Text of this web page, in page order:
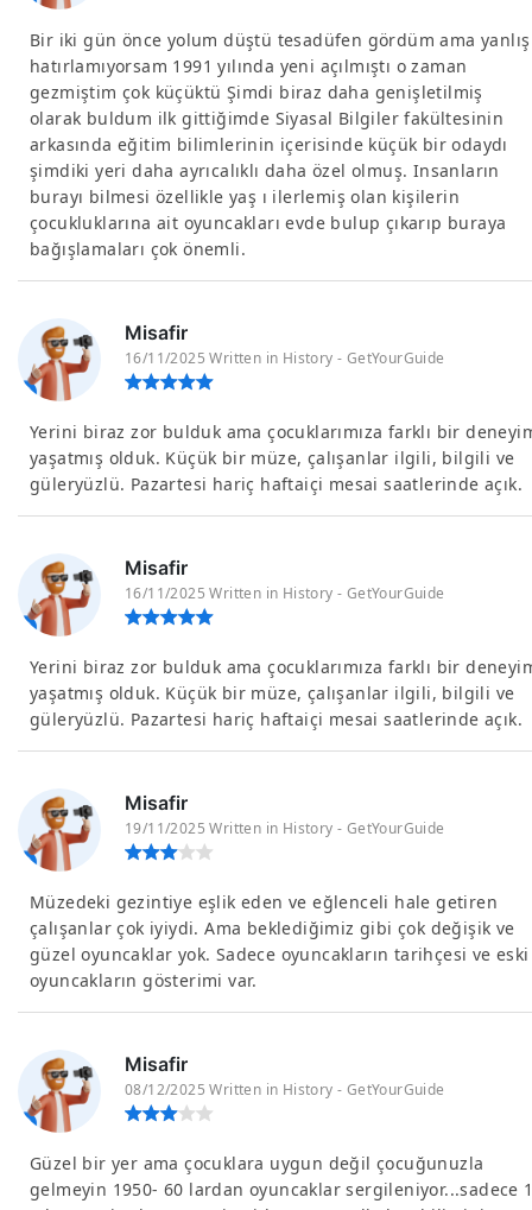
Bir iki gün önce yolum düştü tesadüfen gördüm ama yanlış
hatırlamıyorsam 1991 yılında yeni açılmıştı o zaman
gezmiştim çok küçüktü Şimdi biraz daha genişletilmiş
olarak buldum ilk gittiğimde Siyasal Bilgiler fakültesinin
arkasında eğitim bilimlerinin içerisinde küçük bir odaydı
şimdiki yeri daha ayrıcalıklı daha özel olmuş. Insanların
burayı bilmesi özellikle yaş ı ilerlemiş olan kişilerin
çocukluklarına ait oyuncakları evde bulup çıkarıp buraya
bağışlamaları çok önemli.
Misafir
16/11/2025 Written in History - GetYourGuide
Yerini biraz zor bulduk ama çocuklarımıza farklı bir
yaşatmış olduk. Küçük bir müze, çalışanlar ilgili, bilgili ve
güleryüzlü. Pazartesi hariç haftaiçi mesai saatlerinde açık.
Misafir
16/11/2025 Written in History - GetYourGuide
Yerini biraz zor bulduk ama çocuklarımıza farklı bir
yaşatmış olduk. Küçük bir müze, çalışanlar ilgili, bilgili ve
güleryüzlü. Pazartesi hariç haftaiçi mesai saatlerinde açık.
Misafir
19/11/2025 Written in History - GetYourGuide
Müzedeki gezintiye eşlik eden ve eğlenceli hale getiren
çalışanlar çok iyiydi. Ama beklediğimiz gibi çok değişik ve
güzel oyuncaklar yok. Sadece oyuncakların tarihçesi ve eski
oyuncakların gösterimi var.
Misafir
08/12/2025 Written in History - GetYourGuide
Güzel bir yer ama çocuklara uygun değil çocuğunuzla
gelmeyin 1950- 60 lardan oyuncaklar sergileniyor...sadece